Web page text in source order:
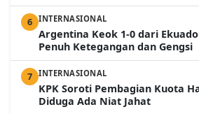
6 INTERNASIONAL
Argentina Keok 1-0 dari
Penuh Ketegangan dan Gengsi
7 INTERNASIONAL
KPK Soroti Pembagian Kuota
Diduga Ada Niat Jahat